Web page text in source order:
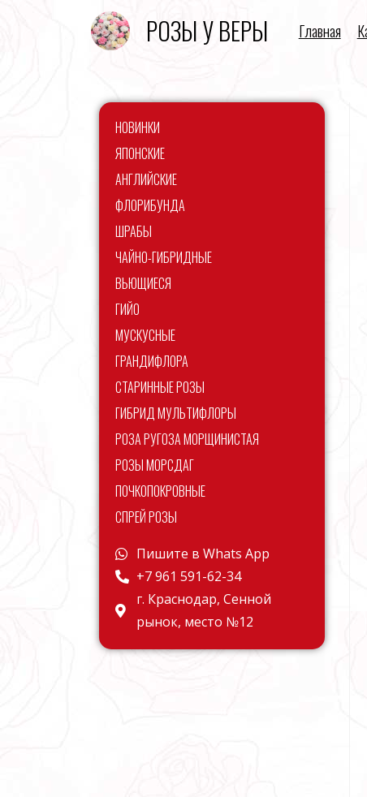
РОЗЫ У ВЕРЫ Главная
НОВИНКИ
ЯПОНСКИЕ
АНГЛИЙСКИЕ
ФЛОРИБУНДА
ШРАБЫ
ЧАЙНО-ГИБРИДНЫЕ
ВЬЮЩИЕСЯ
ГИЙО
МУСКУСНЫЕ
ГРАНДИФЛОРА
СТАРИННЫЕ РОЗЫ
ГИБРИД МУЛЬТИФЛОРЫ
РОЗА РУГОЗА МОРЩИНИСТАЯ
РОЗЫ МОРСДАГ
ПОЧКОПОКРОВНЫЕ
СПРЕЙ РОЗЫ
Пишите в Whats App
+7 961 591-62-34
г. Краснодар, Сенной
рынок, место №12